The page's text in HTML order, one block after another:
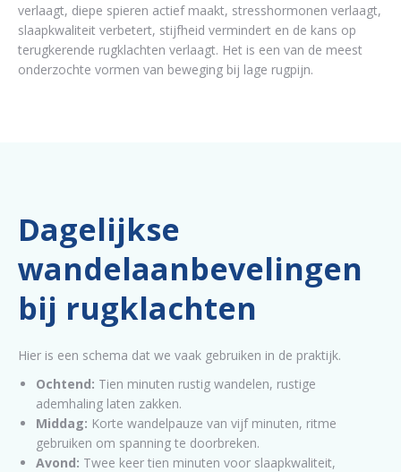
verlaagt, diepe spieren actief maakt, stresshormonen verlaagt,
slaapkwaliteit verbetert, stijfheid vermindert en de kans op
terugkerende rugklachten verlaagt. Het is een van de meest
onderzochte vormen van beweging bij lage rugpijn.
Dagelijkse
wandelaanbevelingen
bij rugklachten
Hier is een schema dat we vaak gebruiken in de praktijk.
Ochtend: Tien minuten rustig wandelen, rustige
ademhaling laten zakken.
Middag: Korte wandelpauze van vijf minuten, ritme
gebruiken om spanning te doorbreken.
Avond: Twee keer tien minuten voor slaapkwaliteit,